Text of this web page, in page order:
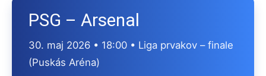
PSG – Arsenal
30. maj 2026 • 18:00 • Liga prvakov – finale
(Puskás Aréna)